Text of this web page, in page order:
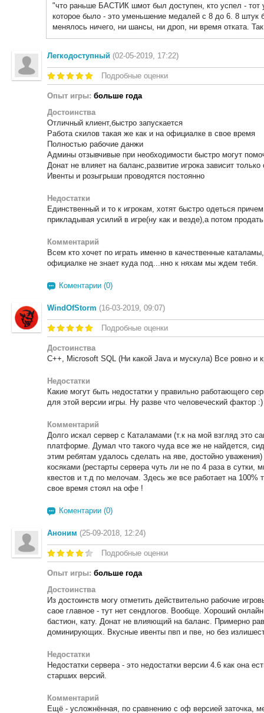
"что раньше БАСТИК шмот был доступен, кто успел - тот
которое было - это уменьшение медалей с 8 до 6. 8
менялось ничего, ни шансы, ни дроп, ни время отката.
Легкодоступный (02-05-2019, 17:22)
Подробные оценки
Опыт игры: больше года
Достоинства
Отличный клиент,быстро запускается
Работа скилов такая же как и на официалке в свое время
Полностью рабочие данжи
Админы отзывчивые при необходимости быстро могут
Донат не влияет на баланс,развитие игрока зависит только
Ивенты и розыгрыши проводятся постоянно
Недостатки
Единственный и то к игрокам, хотят быстро одеться
прикладывая усилий в игре(ну как и везде),а потом продать
Комментарий
Всем кто хочет по играть именно в качественные
официалке не знает куда под...нно к няхам мы ждем тебя.
Коментарии (0)
WindOfStorm (16-03-2019, 09:07)
Подробные оценки
Достоинства
C++, Microsoft SQL (Ни какой Java и мускула) Все ровно и
Недостатки
Какие могут быть недостатки у правильно работающего
для этой версии игры. Ну разве что человеческий фактор :)
Комментарий
Долго искал сервер с Каталамами (т.к на мой взгляд это
платформе. Думал что такого чуда все же не найдется,
этим ребятам удалось сделать на яве, достойно
косяками (рестарты сервера чуть ли не по 4 раза в сутки,
квестов и т.д по мелочам. Здесь же все работает на 100%
свое время стоял на офе !
Коментарии (0)
Аноним (25-09-2018, 12:24)
Подробные оценки
Опыт игры: больше года
Достоинства
Из достоинств могу отметить действительно рабочие
саое главное - тут нет сендлогов. Вообще. Хороший
бастион, кату. Донат не влияющий на баланс. Примерно
доминирующих. Вкусные ивенты пвп и пве, но без
Недостатки
Недостатки сервера - это недостатки версии 4.6 как она
старших версий.
Комментарий
Ещё - усложнённая, по сравнению с оф версией заточка,